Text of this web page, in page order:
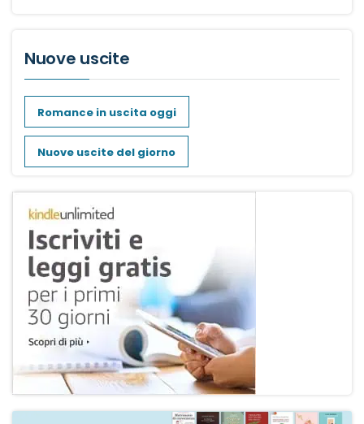
Nuove uscite
Romance in uscita oggi
Nuove uscite del giorno